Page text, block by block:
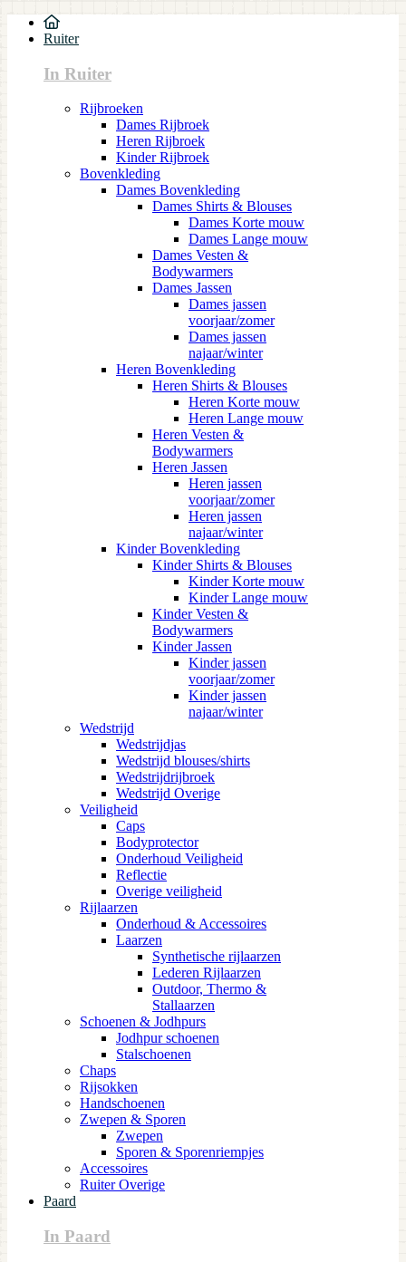
Ruiter
In Ruiter
Rijbroeken
Dames Rijbroek
Heren Rijbroek
Kinder Rijbroek
Bovenkleding
Dames Bovenkleding
Dames Shirts & Blouses
Dames Korte mouw
Dames Lange mouw
Dames Vesten &
Bodywarmers
Dames Jassen
Dames jassen
voorjaar/zomer
Dames jassen
najaar/winter
Heren Bovenkleding
Heren Shirts & Blouses
Heren Korte mouw
Heren Lange mouw
Heren Vesten &
Bodywarmers
Heren Jassen
Heren jassen
voorjaar/zomer
Heren jassen
najaar/winter
Kinder Bovenkleding
Kinder Shirts & Blouses
Kinder Korte mouw
Kinder Lange mouw
Kinder Vesten &
Bodywarmers
Kinder Jassen
Kinder jassen
voorjaar/zomer
Kinder jassen
najaar/winter
Wedstrijd
Wedstrijdjas
Wedstrijd blouses/shirts
Wedstrijdrijbroek
Wedstrijd Overige
Veiligheid
Caps
Bodyprotector
Onderhoud Veiligheid
Reflectie
Overige veiligheid
Rijlaarzen
Onderhoud & Accessoires
Laarzen
Synthetische rijlaarzen
Lederen Rijlaarzen
Outdoor, Thermo &
Stallaarzen
Schoenen & Jodhpurs
Jodhpur schoenen
Stalschoenen
Chaps
Rijsokken
Handschoenen
Zwepen & Sporen
Zwepen
Sporen & Sporenriempjes
Accessoires
Ruiter Overige
Paard
In Paard